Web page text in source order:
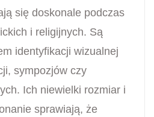
się doskonale podczas
i religijnych. Są
identyfikacji wizualnej
sympozjów czy
Ich niewielki rozmiar i
sprawiają, że